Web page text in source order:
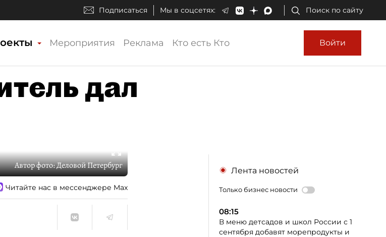
Подписаться Мы в соцсетях: Поиск по сайту
Мероприятия Реклама Кто есть Кто Войти
дал
Автор фото:Деловой Петербург
Читайте нас в мессенджере Max
Лента новостей
Только бизнес новости
08:15
В меню детсадов и школ России с 1
сентября добавят морепродукты и